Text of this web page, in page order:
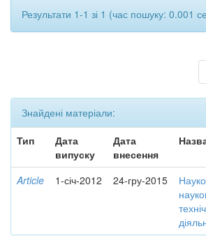
Результати 1-1 зі 1 (час пошуку: 0.001
Знайдені матеріали:
Тип
Дата
випуску
Дата
внесення
Article 1-січ-2012 24-гру-2015